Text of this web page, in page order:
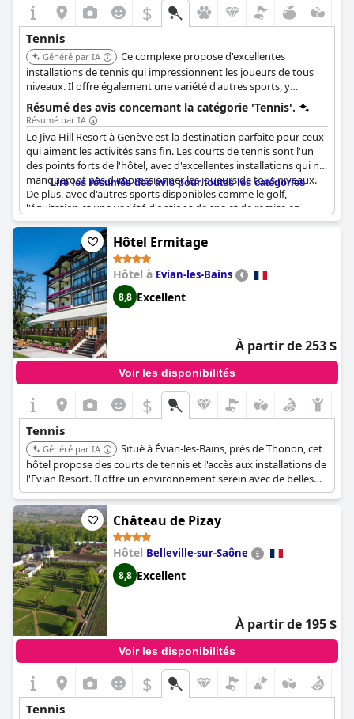
$
Tennis
Généré par IA
Ce complexe propose d'excellentes
installations de tennis qui impressionnent les joueurs de tous
niveaux. Il offre également une variété d'autres sports, y
compris le golf et l'équitation, ainsi que des options de spa et de
fitness.
Résumé des avis concernant la catégorie 'Tennis'.
Résumé par IA
Le Jiva Hill Resort à Genève est la destination parfaite pour ceux
qui aiment les activités sans fin. Les courts de tennis sont l'un
des points forts de l'hôtel, avec d'excellentes installations qui ne
manqueront pas d'impressionner les joueurs de tous niveaux.
De plus, avec d'autres sports disponibles comme le golf,
l'équitation et une variété d'options de spa et de remise en
forme, il y en a pour tous les goûts. Le parcours de golf est
particulièrement adapté aux débutants et les clients ne tarissent
pas d'éloges sur la beauté des environs. Le seul inconvénient est
que le matin, les courts de tennis peuvent ne pas être
disponibles en raison des cours, mais avec tant d'autres sports
au choix, les clients ne seront pas déçus.
Lire les résumés des avis pour toutes les catégories
Hôtel Ermitage
Hôtel à Evian-les-Bains
8,8 Excellent
À partir de 253 $
Voir les disponibilités
$
Tennis
Généré par IA
Situé à Évian-les-Bains, près de Thonon, cet
hôtel propose des courts de tennis et l'accès aux installations de
l'Evian Resort. Il offre un environnement serein avec de belles
vues sur le lac Léman, et l'accès à l'Evian Resort Golf Club.
Château de Pizay
Hôtel Belleville-sur-Saône
8,8 Excellent
À partir de 195 $
Voir les disponibilités
$
Tennis